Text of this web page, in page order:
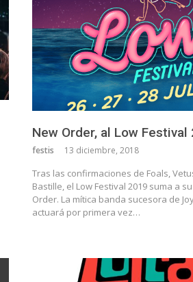
New Order, al Low Festival
festis 13 diciembre, 2018
Tras las confirmaciones de Foals,
Bastille, el Low Festival 2019 suma a
Order. La mítica banda sucesora de
actuará por primera vez…